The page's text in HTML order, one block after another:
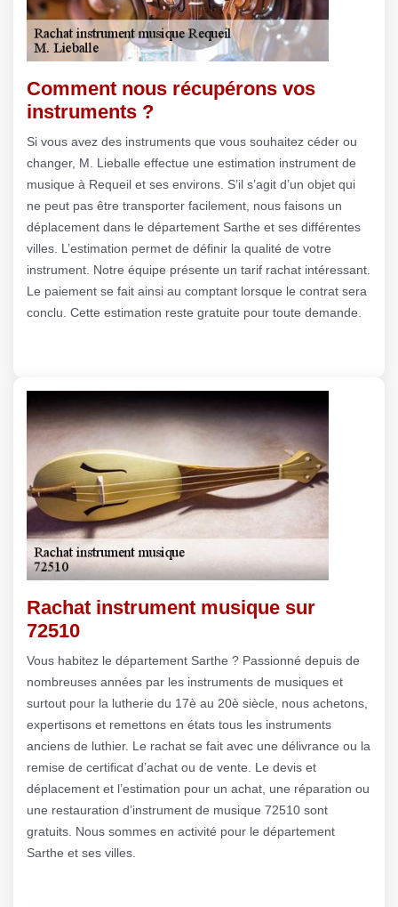
Comment nous récupérons vos
instruments ?
Si vous avez des instruments que vous souhaitez céder ou
changer, M. Lieballe effectue une estimation instrument de
musique à Requeil et ses environs. S’il s’agit d’un objet qui
ne peut pas être transporter facilement, nous faisons un
déplacement dans le département Sarthe et ses différentes
villes. L’estimation permet de définir la qualité de votre
instrument. Notre équipe présente un tarif rachat intéressant.
Le paiement se fait ainsi au comptant lorsque le contrat sera
conclu. Cette estimation reste gratuite pour toute demande.
Rachat instrument musique sur
72510
Vous habitez le département Sarthe ? Passionné depuis de
nombreuses années par les instruments de musiques et
surtout pour la lutherie du 17è au 20è siècle, nous achetons,
expertisons et remettons en états tous les instruments
anciens de luthier. Le rachat se fait avec une délivrance ou la
remise de certificat d’achat ou de vente. Le devis et
déplacement et l’estimation pour un achat, une réparation ou
une restauration d’instrument de musique 72510 sont
gratuits. Nous sommes en activité pour le département
Sarthe et ses villes.